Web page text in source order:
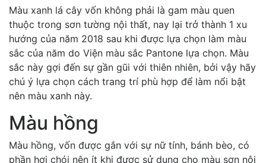
Màu xanh lá cây vốn không phải là gam màu quen
thuộc trong sơn tường nội thất, nay lại trở thành 1 xu
hướng của năm 2018 sau khi được lựa chọn làm màu
sắc của năm do Viện màu sắc Pantone lựa chọn. Màu
sắc này gợi đến sự gần gũi với thiên nhiên, bởi vậy hãy
chú ý lựa chọn cách trang trí phù hợp để làm nổi bật
nên màu xanh này.
Màu hồng
Màu hồng, vốn được gắn với sự nữ tính, bánh bèo, có
phần hơi chói nên ít khi được sử dụng cho màu sơn nội